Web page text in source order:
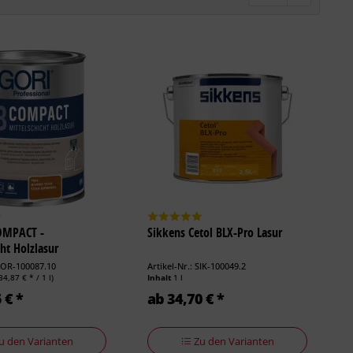
-
Holzlasur
100087.10
€ * / 1 l)
€ *
den Varianten
Sikkens Cetol BLX-Pro Lasur
Artikel-Nr.: SIK-100049.2
Inhalt 1 l
ab 34,70 € *
Zu den Varianten